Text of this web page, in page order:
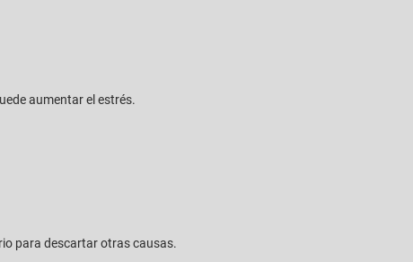
aumentar el estrés.
para descartar otras causas.